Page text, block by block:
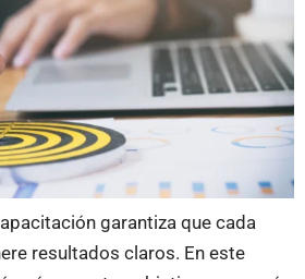
garantiza que cada
resultados claros. En este